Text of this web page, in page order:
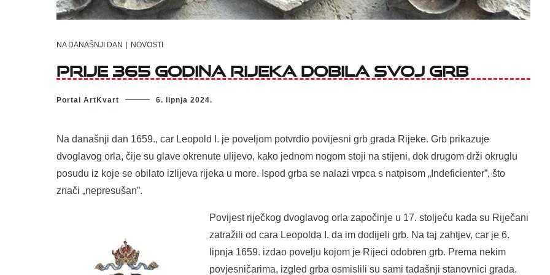
NA DANAŠNJI DAN NOVOSTI
Prije 365 godina Rijeka dobila svoj grb
Portal ArtKvart 6. lipnja 2024.
Na današnji dan 1659., car Leopold I. je poveljom potvrdio povijesni grb grada Rijeke. Grb prikazuje
dvoglavog orla, čije su glave okrenute ulijevo, kako jednom nogom stoji na stijeni, dok drugom drži okruglu
posudu iz koje se obilato izlijeva rijeka u more. Ispod grba se nalazi vrpca s natpisom „Indeficienter”, što
znači „nepresušan”.
Povijest riječkog dvoglavog orla započinje u 17. stoljeću kada su Riječani
zatražili od cara Leopolda I. da im dodijeli grb. Na taj zahtjev, car je 6.
lipnja 1659. izdao povelju kojom je Rijeci odobren grb. Prema nekim
povjesničarima, izgled grba osmislili su sami tadašnji stanovnici grada.